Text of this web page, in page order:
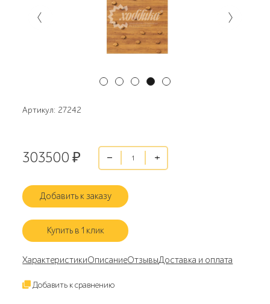
Артикул: 27242
303500 ₽
Добавить к заказу
Купить в 1 клик
ХарактеристикиОписаниеОтзывыДоставка и оплата
Добавить к сравнению